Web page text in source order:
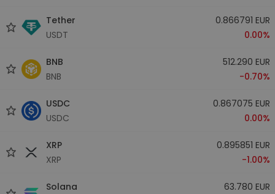
Tether
USDT
0.866791 EUR
0.00%
BNB
BNB
512.290 EUR
-0.70%
USDC
USDC
0.867075 EUR
0.00%
XRP
XRP
0.895851 EUR
-1.00%
Solana
63.780 EUR